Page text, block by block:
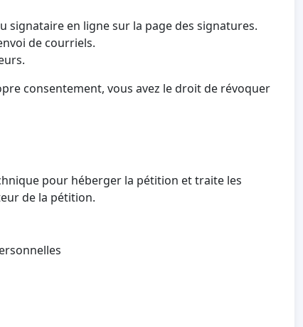
signataire en ligne sur la page des signatures.
de courriels.
consentement, vous avez le droit de révoquer
pour héberger la pétition et traite les
de la pétition.